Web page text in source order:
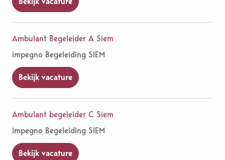
Ambulant Begeleider A Siem
impegno Begeleiding SIEM
Bekijk vacature
Ambulant begeleider C Siem
impegno Begeleiding SIEM
Bekijk vacature